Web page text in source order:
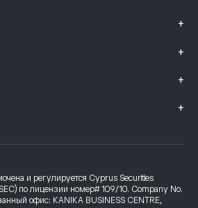
+
+
+
+
и регулируется Cyprus Securities
по лицензии номер# 109/10. Company No.
офис: KANIKA BUSINESS CENTRE,